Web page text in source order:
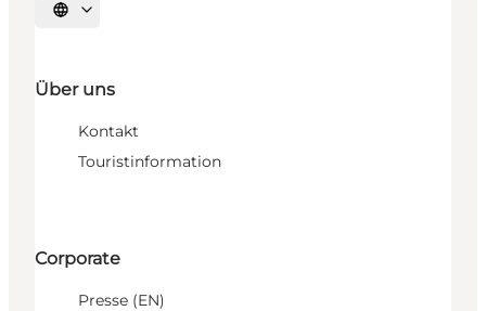
Sprache auswählen
Über uns
Kontakt
Touristinformation
Corporate
Presse (EN)